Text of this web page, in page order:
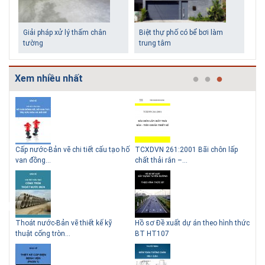
Giải pháp xử lý thấm chân
tường
Biệt thự phố có bể bơi làm
trung tâm
Những ngôi nhà một tầng ít
tiền vẫn đẹp
Lý do nên sử dụng gạch block
Xem nhiều nhất
Cấp nước-Bản vẽ chi tiết cấu tạo hố
van đồng...
Thoát nước-Bản vẽ thiết kế kỹ
thuật cống tròn...
TCXDVN 261:2001 Bãi chôn lấp
chất thải rắn –...
Hồ sơ Đề xuất dự án theo hình thức
BT HT107